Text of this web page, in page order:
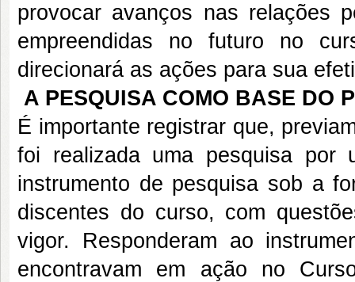
provocar avanços nas relações
empreendidas no futuro no
direcionará as ações para sua
A PESQUISA COMO BASE DO
É importante registrar que,
foi realizada uma pesquisa por
instrumento de pesquisa sob a
discentes do curso, com
vigor. Responderam ao
encontravam em ação no